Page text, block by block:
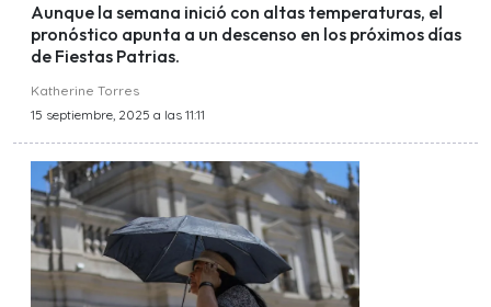
Aunque la semana inició con altas temperaturas, el
pronóstico apunta a un descenso en los próximos días
de Fiestas Patrias.
Katherine Torres
15 septiembre, 2025 a las 11:11